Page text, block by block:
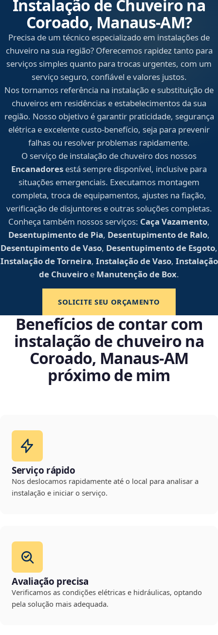
Instalação de Chuveiro na
Coroado, Manaus‑AM?
Precisa de um técnico especializado em instalações de
chuveiro na sua região? Oferecemos rapidez tanto para
serviços simples quanto para trocas urgentes, com um
serviço seguro, confiável e valores justos.
Nos tornamos referência na instalação e substituição de
chuveiros em residências e estabelecimentos da sua
região. Nosso objetivo é garantir praticidade, segurança
elétrica e excelente custo-benefício, seja para prevenir
falhas ou resolver problemas rapidamente.
O serviço de instalação de chuveiro dos nossos
Encanadores está sempre disponível, inclusive para
situações emergenciais. Executamos montagem
completa, troca de equipamentos, ajustes na fiação,
verificação de disjuntores e outras soluções completas.
Conheça também nossos serviços: Caça Vazamento,
Desentupimento de Pia, Desentupimento de Ralo,
Desentupimento de Vaso, Desentupimento de Esgoto,
Instalação de Torneira, Instalação de Vaso, Instalação
de Chuveiro e Manutenção de Box.
SOLICITE SEU ORÇAMENTO
Benefícios de contar com
instalação de chuveiro na
Coroado, Manaus‑AM
próximo de mim
Serviço rápido
Nos deslocamos rapidamente até o local para analisar a
instalação e iniciar o serviço.
Avaliação precisa
Verificamos as condições elétricas e hidráulicas, optando
pela solução mais adequada.